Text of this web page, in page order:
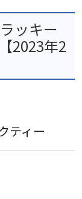
ッキー
2023年2
ティー